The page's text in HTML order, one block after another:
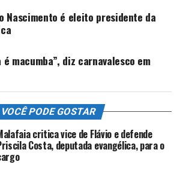
Nascimento é eleito presidente da
é macumba”, diz carnavalesco em
VOCÊ PODE GOSTAR
critica vice de Flávio e defende
Costa, deputada evangélica, para o